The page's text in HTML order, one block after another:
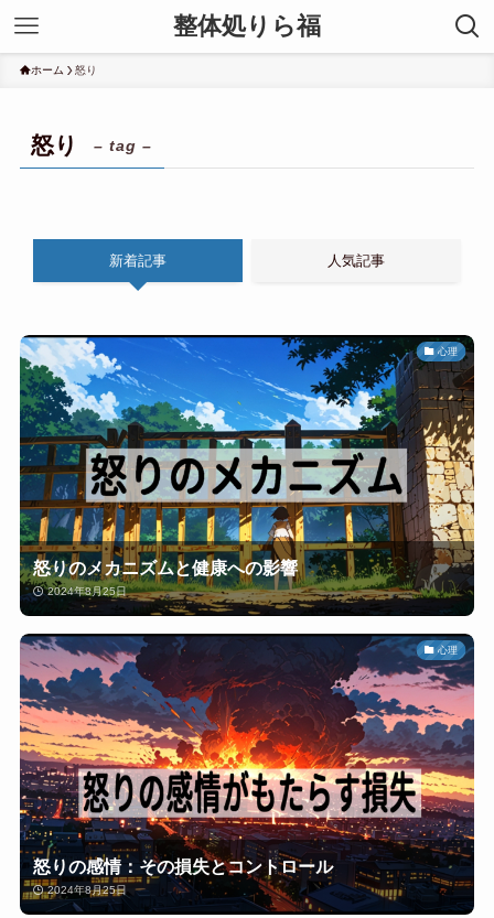
整体処りら福
ホーム 怒り
怒り – tag –
新着記事 人気記事
心理
怒りのメカニズムと健康への影響
2024年8月25日
心理
怒りの感情：その損失とコントロール
2024年8月25日